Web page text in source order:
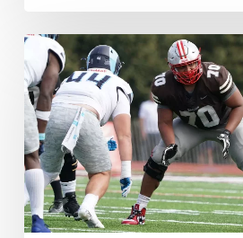
Broome-
Webster:
Aus
der
XFL
in
die
GFL